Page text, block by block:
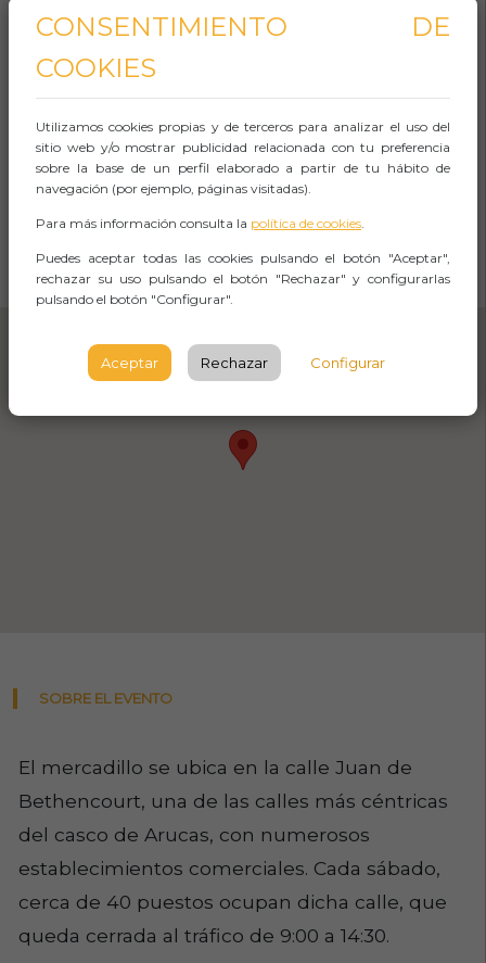
SOBRE EL EVENTO
El mercadillo se ubica en la calle Juan de
Bethencourt, una de las calles más céntricas
del casco de Arucas, con numerosos
establecimientos comerciales. Cada sábado,
cerca de 40 puestos ocupan dicha calle, que
queda cerrada al tráfico de 9:00 a 14:30.
Juan de Bethencourt, Arucas
Observaciones
Abrir Navegación
CONSENTIMIENTO DE
COOKIES
Utilizamos cookies propias y de terceros para analizar el uso del
sitio web y/o mostrar publicidad relacionada con tu preferencia
sobre la base de un perfil elaborado a partir de tu hábito de
navegación (por ejemplo, páginas visitadas).
Para más información consulta la política de cookies.
Puedes aceptar todas las cookies pulsando el botón "Aceptar",
rechazar su uso pulsando el botón "Rechazar" y configurarlas
pulsando el botón "Configurar".
Aceptar Rechazar Configurar